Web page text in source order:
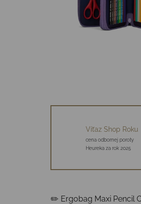
Víťaz Shop Roku
cena odbornej poroty
Heureka za rok 2025
✏️ Ergobag Maxi Pencil